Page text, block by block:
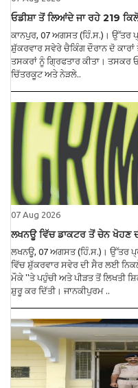
ਓਡੀਸ਼ਾ ਤੋਂ ਲਿਆਂਦੇ ਜਾ ਰਹੇ 219
ਕਾਨਪੁਰ, 07 ਅਗਸਤ (ਹਿੰ.ਸ.)। ਉੱਤਰ
ਸ਼ੁੱਕਰਵਾਰ ਸਵੇਰੇ ਚੈਕਿੰਗ ਦੌਰਾਨ ਦੋ
ਤਸਕਰਾਂ ਨੂੰ ਗ੍ਰਿਫਤਾਰ ਕੀਤਾ। ਤਸਕਰ
ਚਿੱਤਰਕੂਟ ਅਤੇ ਨੇੜਲੇ..
07 Aug 2026
ਲਖਨਊ ਵਿੱਚ ਡਾਕਟਰ ਤੋਂ ਚੇਨ ਖੋਹਣ
ਲਖਨਊ, 07 ਅਗਸਤ (ਹਿੰ.ਸ.)। ਉੱਤਰ
ਵਿੱਚ ਸ਼ੁੱਕਰਵਾਰ ਸਵੇਰ ਦੀ ਸੈਰ ਲਈ
ਮੌਕੇ ''ਤੇ ਪਹੁੰਚੀ ਅਤੇ ਪੀੜਤ ਤੋਂ ਲਿਖਤੀ
ਸ਼ੁਰੂ ਕਰ ਦਿੱਤੀ। ਜਾਨਕੀਪੁਰਮ ..